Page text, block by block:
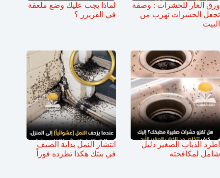
ورق الغار للحشرات : وصفة
تجعل الحشرات تهرب من
البيت
لماذا يجب عليك وضع ملعقة
في الفريزر ؟
اطرد الذباب الصغير دليل
شامل لمكافحته
انتشار النمل بداية الصيف
في بيتك هكذا تطرده فوراً